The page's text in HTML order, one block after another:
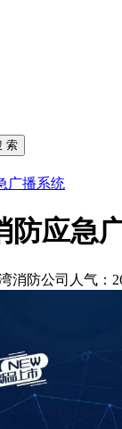
索
广播系统
防应急
消防公司 人气：